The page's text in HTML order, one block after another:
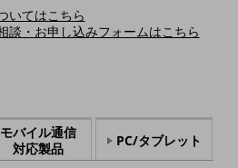
の解決や
みます
いてはこちら
談・お申し込みフォームはこちら
モバイル通信
対応製品
PC/タブレット